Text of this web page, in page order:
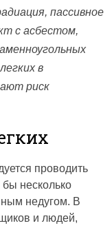
пассивное
с асбестом,
в
риск
проводить
несколько
недугом. В
и людей,